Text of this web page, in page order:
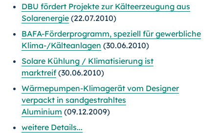
DBU fördert Projekte zur Kälteerzeugung aus
Solarenergie (22.07.2010)
BAFA-Förderprogramm, speziell für gewerbliche
Klima-/Kälteanlagen (30.06.2010)
Solare Kühlung / Klimatisierung ist
marktreif (30.06.2010)
Wärmepumpen-Klimagerät vom Designer
verpackt in sandgestrahltes
Aluminium (09.12.2009)
weitere Details...